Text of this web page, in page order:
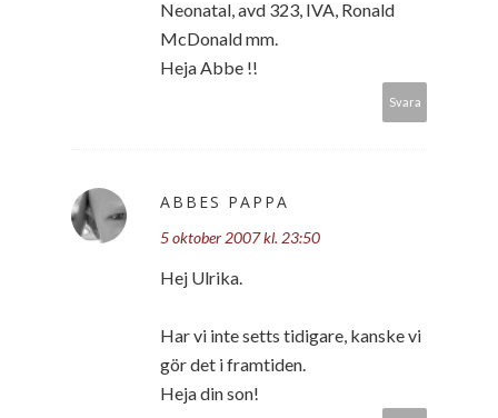
Neonatal, avd 323, IVA, Ronald
McDonald mm.
Heja Abbe !!
Svara
ABBES PAPPA
5 oktober 2007 kl. 23:50
Hej Ulrika.
Har vi inte setts tidigare, kanske vi
gör det i framtiden.
Heja din son!